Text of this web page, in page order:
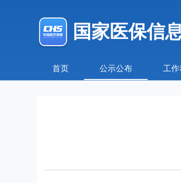
国家医保信
首页 公示公布 工